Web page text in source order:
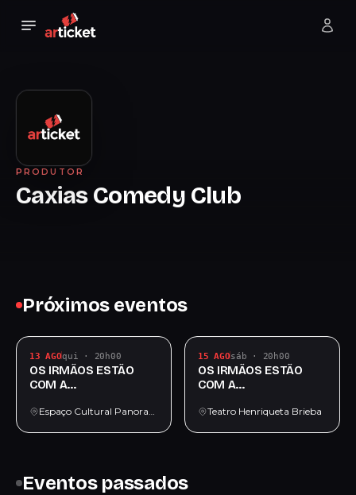
PRODUTOR
Caxias Comedy Club
Próximos eventos
13 AGOqui · 20h00
OS IRMÃOS ESTÃO
COM A
Espaço Cultural Panorama
15 AGOsáb · 20h00
OS IRMÃOS ESTÃO
COM A
Teatro Henriqueta Brieba
Eventos passados